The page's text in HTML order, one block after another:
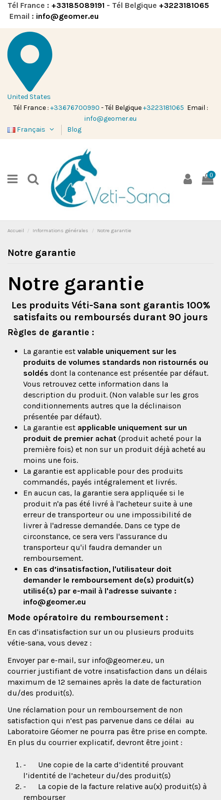
Tél France : +33185089191 - Tél Belgique +3223181065
Email : info@geomer.eu
United States
Tél France :+33676700990 - Tél Belgique+3223181065 Email :
info@geomer.eu
Français
Blog
0
Accueil Informations générales Notre garantie
Notre garantie
Notre garantie
Les produits Véti-Sana sont garantis 100%
satisfaits ou remboursés durant 90 jours
Règles de garantie :
La garantie est valable uniquement sur les
produits de volumes standards non ristournés ou
soldés dont la contenance est présentée par défaut.
Vous retrouvez cette information dans la
description du produit. (Non valable sur les gros
conditionnements autres que la déclinaison
présentée par défaut).
La garantie est applicable uniquement sur un
produit de premier achat (produit acheté pour la
première fois) et non sur un produit déjà acheté au
moins une fois.
La garantie est applicable pour des produits
commandés, payés intégralement et livrés.
En aucun cas, la garantie sera appliquée si le
produit n'a pas été livré à l'acheteur suite à une
erreur de transporteur ou une impossibilité de
livrer à l'adresse demandée. Dans ce type de
circonstance, ce sera vers l'assurance du
transporteur qu'il faudra demander un
remboursement.
En cas d’insatisfaction, l'utilisateur doit
demander le remboursement de(s) produit(s)
utilisé(s) par e-mail à l'adresse suivante :
info@geomer.eu
Mode opératoire du remboursement :
En cas d'insatisfaction sur un ou plusieurs produits
vétie-sana, vous devez :
Envoyer par e-mail, sur info@geomer.eu, un
courrier justifiant de votre insatisfaction dans un délais
maximum de 12 semaines après la date de facturation
du/des produit(s).
Une réclamation pour un remboursement de non
satisfaction qui n’est pas parvenue dans ce délai au
Laboratoire Géomer ne pourra pas être prise en compte.
En plus du courrier explicatif, devront être joint :
- Une copie de la carte d’identité prouvant
l’identité de l’acheteur du/des produit(s)
- La copie de la facture relative au(x) produit(s) à
rembourser